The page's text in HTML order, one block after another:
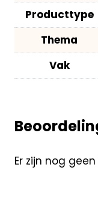
Producttype
Thema
Vak
Er zijn nog